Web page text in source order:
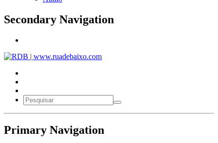
Secondary Navigation
Primary Navigation